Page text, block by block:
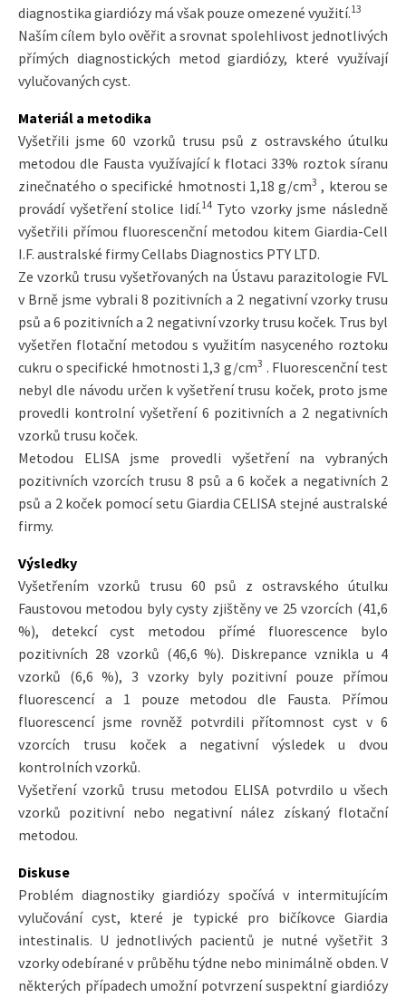
diagnostika giardiózy má však pouze omezené využití.13
Naším cílem bylo ověřit a srovnat spolehlivost jednotlivých
přímých diagnostických metod giardiózy, které využívají
vylučovaných cyst.
Materiál a metodika
Vyšetřili jsme 60 vzorků trusu psů z ostravského útulku
metodou dle Fausta využívající k flotaci 33% roztok síranu
zinečnatého o specifické hmotnosti 1,18 g/cm3 , kterou se
provádí vyšetření stolice lidí.14Tyto vzorky jsme následně
vyšetřili přímou fluorescenční metodou kitem Giardia-Cell
I.F. australské firmy Cellabs Diagnostics PTY LTD.
Ze vzorků trusu vyšetřovaných na Ústavu parazitologie FVL
v Brně jsme vybrali 8 pozitivních a 2 negativní vzorky trusu
psů a 6 pozitivních a 2 negativní vzorky trusu koček. Trus byl
vyšetřen flotační metodou s využitím nasyceného roztoku
cukru o specifické hmotnosti 1,3 g/cm3 . Fluorescenční test
nebyl dle návodu určen k vyšetření trusu koček, proto jsme
provedli kontrolní vyšetření 6 pozitivních a 2 negativních
vzorků trusu koček.
Metodou ELISA jsme provedli vyšetření na vybraných
pozitivních vzorcích trusu 8 psů a 6 koček a negativních 2
psů a 2 koček pomocí setu Giardia CELISA stejné australské
firmy.
Výsledky
Vyšetřením vzorků trusu 60 psů z ostravského útulku
Faustovou metodou byly cysty zjištěny ve 25 vzorcích (41,6
%), detekcí cyst metodou přímé fluorescence bylo
pozitivních 28 vzorků (46,6 %). Diskrepance vznikla u 4
vzorků (6,6 %), 3 vzorky byly pozitivní pouze přímou
fluorescencí a 1 pouze metodou dle Fausta. Přímou
fluorescencí jsme rovněž potvrdili přítomnost cyst v 6
vzorcích trusu koček a negativní výsledek u dvou
kontrolních vzorků.
Vyšetření vzorků trusu metodou ELISA potvrdilo u všech
vzorků pozitivní nebo negativní nález získaný flotační
metodou.
Diskuse
Problém diagnostiky giardiózy spočívá v intermitujícím
vylučování cyst, které je typické pro bičíkovce Giardia
intestinalis. U jednotlivých pacientů je nutné vyšetřit 3
vzorky odebírané v průběhu týdne nebo minimálně obden. V
některých případech umožní potvrzení suspektní giardiózy